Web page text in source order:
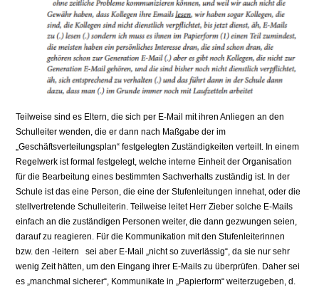
Teilweise sind es Eltern, die sich per E-Mail mit ihren Anliegen an den
Schulleiter wenden, die er dann nach Maßgabe der im
„Geschäftsverteilungsplan“ festgelegten Zuständigkeiten verteilt. In einem
Regelwerk ist formal festgelegt, welche interne Einheit der Organisation
für die Bearbeitung eines bestimmten Sachverhalts zuständig ist. In der
Schule ist das eine Person, die eine der Stufenleitungen innehat, oder die
stellvertretende Schulleiterin. Teilweise leitet Herr Zieber solche E-Mails
einfach an die zuständigen Personen weiter, die dann gezwungen seien,
darauf zu reagieren. Für die Kommunikation mit den Stufenleiterinnen
bzw. den -leitern sei aber E-Mail „nicht so zuverlässig“, da sie nur sehr
wenig Zeit hätten, um den Eingang ihrer E-Mails zu überprüfen. Daher sei
es „manchmal sicherer“, Kommunikate in „Papierform“ weiterzugeben, d.